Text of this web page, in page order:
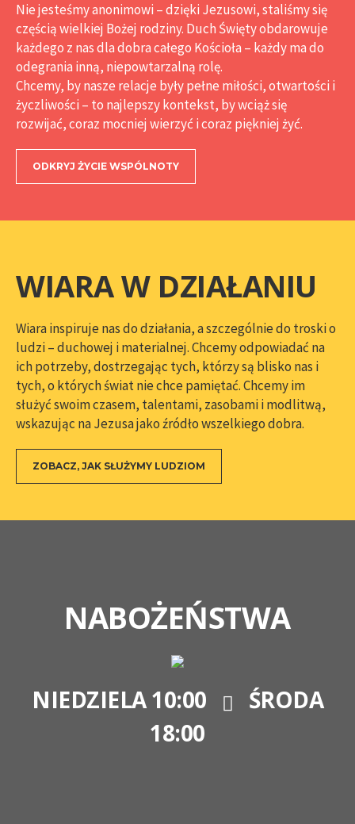
Nie jesteśmy anonimowi – dzięki Jezusowi, staliśmy się
częścią wielkiej Bożej rodziny. Duch Święty obdarowuje
każdego z nas dla dobra całego Kościoła – każdy ma do
odegrania inną, niepowtarzalną rolę.
Chcemy, by nasze relacje były pełne miłości, otwartości i
życzliwości – to najlepszy kontekst, by wciąż się
rozwijać, coraz mocniej wierzyć i coraz piękniej żyć.
ODKRYJ ŻYCIE WSPÓLNOTY
WIARA W DZIAŁANIU
Wiara inspiruje nas do działania, a szczególnie do troski o
ludzi – duchowej i materialnej. Chcemy odpowiadać na
ich potrzeby, dostrzegając tych, którzy są blisko nas i
tych, o których świat nie chce pamiętać. Chcemy im
służyć swoim czasem, talentami, zasobami i modlitwą,
wskazując na Jezusa jako źródło wszelkiego dobra.
ZOBACZ, JAK SŁUŻYMY LUDZIOM
NABOŻEŃSTWA
NIEDZIELA 10:00
ŚRODA
18:00